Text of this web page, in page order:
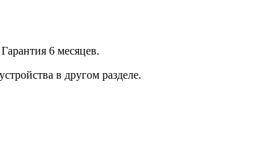
6 месяцев.
в другом разделе.